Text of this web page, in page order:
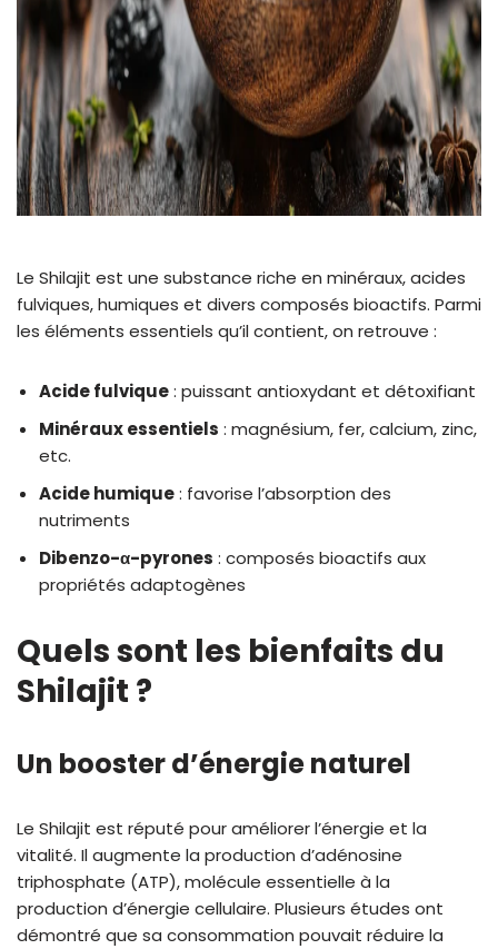
Le Shilajit est une substance riche en minéraux, acides
fulviques, humiques et divers composés bioactifs. Parmi
les éléments essentiels qu’il contient, on retrouve :
Acide fulvique: puissant antioxydant et détoxifiant
Minéraux essentiels : magnésium, fer, calcium, zinc,
etc.
Acide humique: favorise l’absorption des
nutriments
Dibenzo-α-pyrones : composés bioactifs aux
propriétés adaptogènes
Quels sont les bienfaits du
Shilajit ?
Un booster d’énergie naturel
Le Shilajit est réputé pour améliorer l’énergie et la
vitalité. Il augmente la production d’adénosine
triphosphate (ATP), molécule essentielle à la
production d’énergie cellulaire. Plusieurs études ont
démontré que sa consommation pouvait réduire la